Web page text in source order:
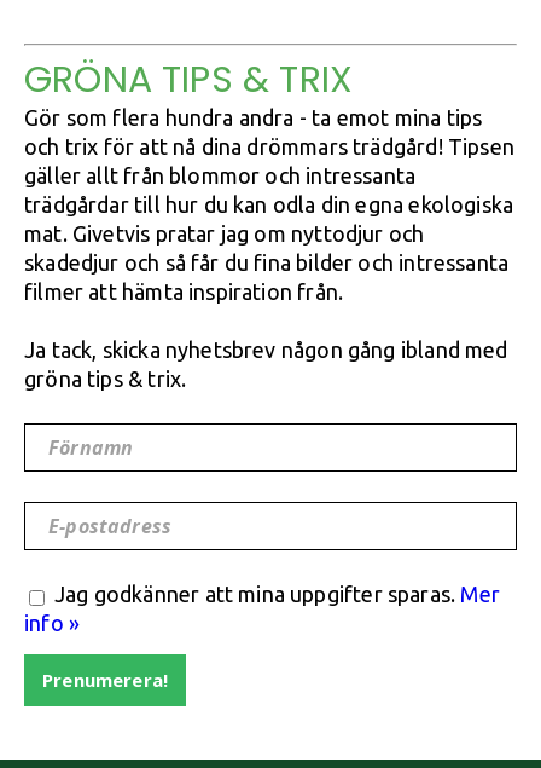
GRÖNA TIPS & TRIX
Gör som flera hundra andra - ta emot mina tips
och trix för att nå dina drömmars trädgård! Tipsen
gäller allt från blommor och intressanta
trädgårdar till hur du kan odla din egna ekologiska
mat. Givetvis pratar jag om nyttodjur och
skadedjur och så får du fina bilder och intressanta
filmer att hämta inspiration från.
Ja tack, skicka nyhetsbrev någon gång ibland med
gröna tips & trix.
Förnamn
E-postadress
Jag godkänner att mina uppgifter sparas. Mer
info »
Prenumerera!